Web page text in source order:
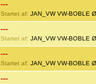
---
Startet af: JAN_VW VW-BOBLE
---
Startet af: JAN_VW VW-BOBLE
---
Startet af: JAN_VW VW-BOBLE
---